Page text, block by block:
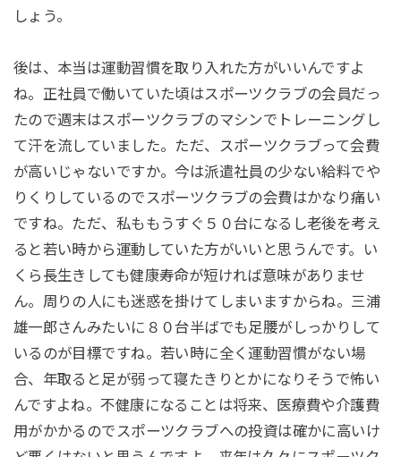
しょう。
後は、本当は運動習慣を取り入れた方がいいんですよ
ね。正社員で働いていた頃はスポーツクラブの会員だっ
たので週末はスポーツクラブのマシンでトレーニングし
て汗を流していました。ただ、スポーツクラブって会費
が高いじゃないですか。今は派遣社員の少ない給料でや
りくりしているのでスポーツクラブの会費はかなり痛い
ですね。ただ、私ももうすぐ５０台になるし老後を考え
ると若い時から運動していた方がいいと思うんです。い
くら長生きしても健康寿命が短ければ意味がありませ
ん。周りの人にも迷惑を掛けてしまいますからね。三浦
雄一郎さんみたいに８０台半ばでも足腰がしっかりして
いるのが目標ですね。若い時に全く運動習慣がない場
合、年取ると足が弱って寝たきりとかになりそうで怖い
んですよね。不健康になることは将来、医療費や介護費
用がかかるのでスポーツクラブへの投資は確かに高いけ